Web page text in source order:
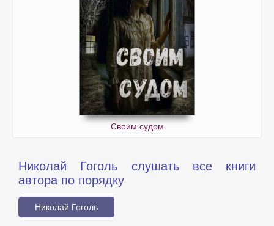
Своим судом
Николай Гоголь слушать все книги
автора по порядку
Николай Гоголь